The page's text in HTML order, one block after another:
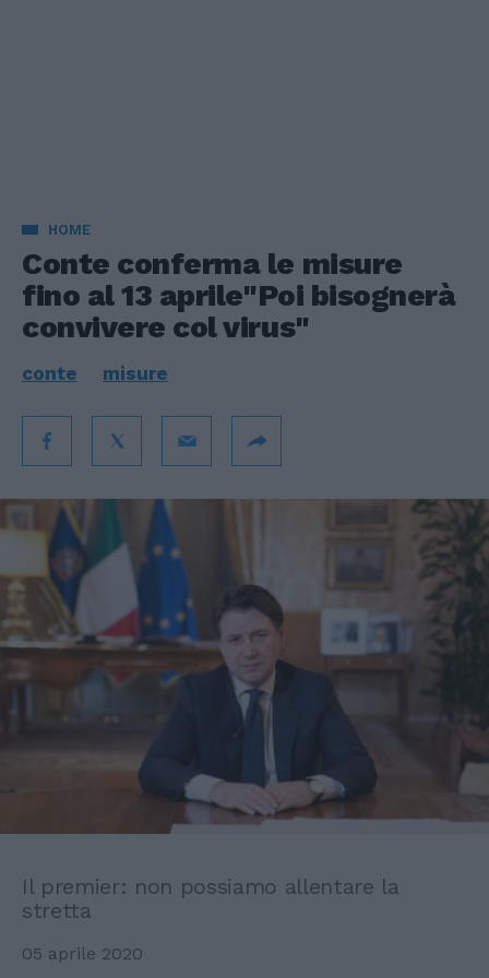
HOME
Conte conferma le misure
fino al 13 aprile"Poi bisognerà
convivere col virus"
conte misure
Il premier: non possiamo allentare la
stretta
05 aprile 2020